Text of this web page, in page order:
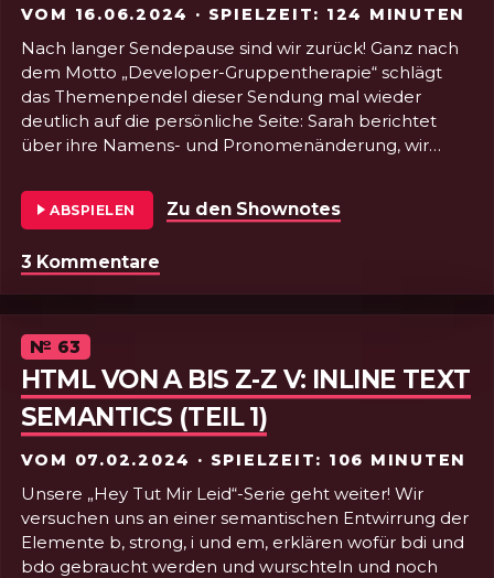
VOM 16.06.2024 · SPIELZEIT: 124 MINUTEN
Nach langer Sendepause sind wir zurück! Ganz nach
dem Motto „Developer-Gruppentherapie“ schlägt
das Themenpendel dieser Sendung mal wieder
deutlich auf die persönliche Seite: Sarah berichtet
über ihre Namens- und Pronomenänderung, wir
Gulaschprogrammiernacht, wie man per E-Perso
Führungszeugnisse und Meldebescheinigungen
Sabbatical über sich selbst gelernt hat. Dazu erklären
wir noch wie man seinen RSS-Feed stylen kann und
wie das Windows 10 Hintergrundbild gebaut wurde.
Unsere persönlichste Sendung!
ABSPIELEN Zu den Shownotes
3 Kommentare
Episode
№ 63
HTML VON A BIS Z-Z V: INLINE TEXT
SEMANTICS (TEIL 1)
VOM 07.02.2024 · SPIELZEIT: 106 MINUTEN
Unsere „Hey Tut Mir Leid“-Serie geht weiter! Wir
versuchen uns an einer semantischen Entwirrung der
Elemente b, strong, i und em, erklären wofür bdi und
bdo gebraucht werden und wurschteln und noch